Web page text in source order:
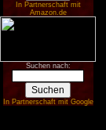
In Partnerschaft mit
Amazon.de
Suchen nach:
In Partnerschaft mit Google